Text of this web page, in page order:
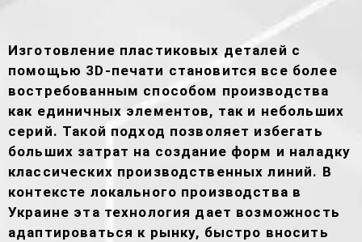
Изготовление пластиковых деталей с
помощью 3D-печати становится все более
востребованным способом производства
как единичных элементов, так и небольших
серий. Такой подход позволяет избегать
больших затрат на создание форм и наладку
классических производственных линий. В
контексте локального производства в
Украине эта технология дает возможность
адаптироваться к рынку, быстро вносить